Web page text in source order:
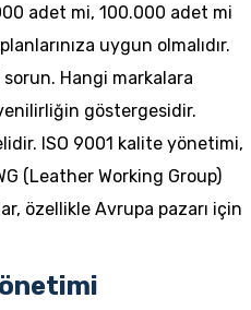
adet mi, 100.000 adet mi
uygun olmalıdır.
Hangi markalara
göstergesidir.
ISO 9001 kalite yönetimi,
(Leather Working Group)
özellikle Avrupa pazarı için